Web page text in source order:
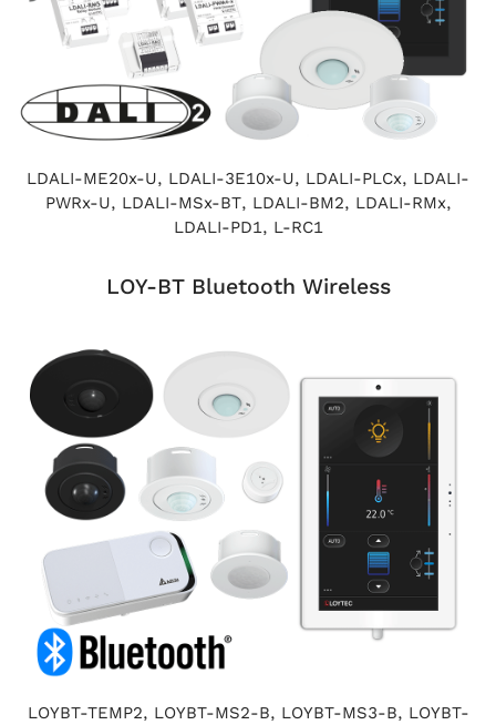
LDALI-ME20x-U, LDALI-3E10x-U, LDALI-PLCx, LDALI-
PWRx-U, LDALI-MSx-BT, LDALI-BM2, LDALI-RMx,
LDALI-PD1, L-RC1
LOY-BT Bluetooth Wireless
LOYBT-TEMP2, LOYBT-MS2-B, LOYBT-MS3-B, LOYBT-